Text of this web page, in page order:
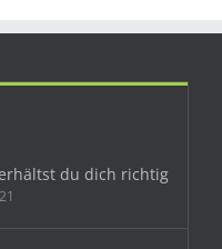
du dich richtig